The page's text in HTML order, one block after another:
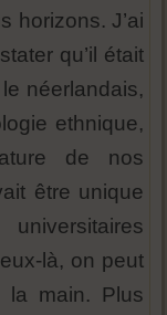
horizons. J’ai
qu’il était
néerlandais,
ethnique,
de nos
être unique
là, on peut
la main. Plus